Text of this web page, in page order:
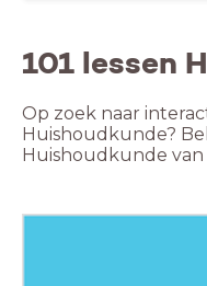
101 lessen
Op zoek naar
Huishoudkunde?
Huishoudkunde